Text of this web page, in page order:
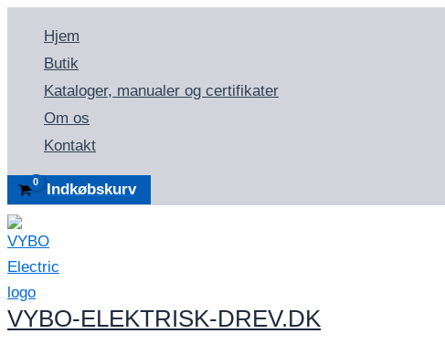
indholdet
Hjem
Butik
Kataloger, manualer og certifikater
Om os
Kontakt
Indkøbskurv
VYBO-ELEKTRISK-DREV.DK